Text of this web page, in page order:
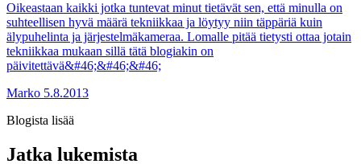
Oikeastaan kaikki jotka tuntevat minut tietävät sen, että minulla on
suhteellisen hyvä määrä tekniikkaa ja löytyy niin täppäriä kuin
älypuhelinta ja järjestelmäkameraa. Lomalle pitää tietysti ottaa jotain
tekniikkaa mukaan sillä tätä blogiakin on
päivitettävä&#46;&#46;&#46;
Marko 5.8.2013
Blogista lisää
Jatka lukemista